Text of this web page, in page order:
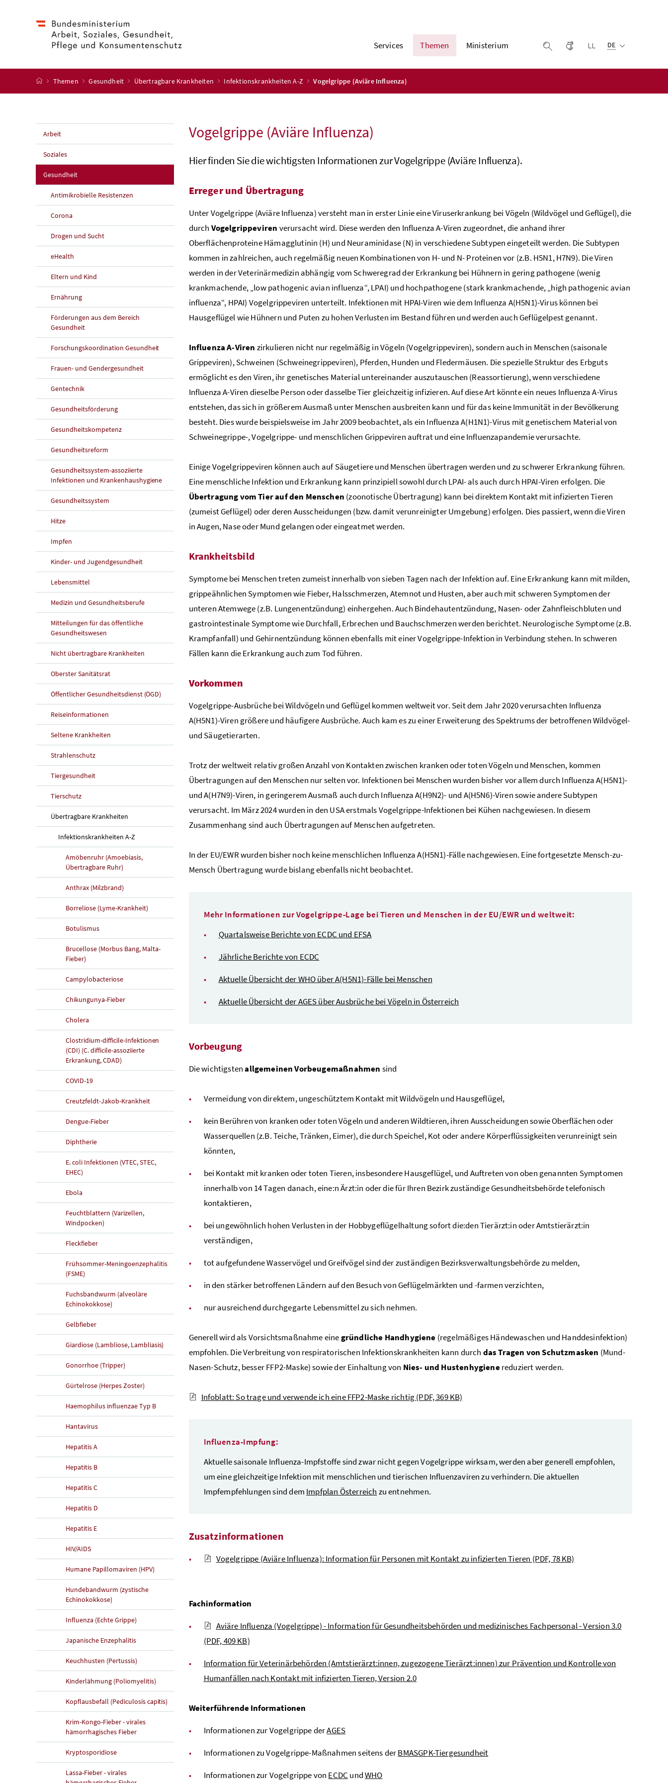
Services Themen Ministerium Suche einblenden
Gebärdensprache
Leichter lesen
DE
Startseite
Themen Gesundheit Übertragbare Krankheiten Infektionskrankheiten A-Z Vogelgrippe (Aviäre Influenza)
Arbeit
Soziales
Gesundheit
Antimikrobielle Resistenzen
Corona
Drogen und Sucht
eHealth
Eltern und Kind
Ernährung
Förderungen aus dem Bereich
Gesundheit
Forschungskoordination Gesundheit
Frauen- und Gendergesundheit
Gentechnik
Gesundheitsförderung
Gesundheitskompetenz
Gesundheitsreform
Gesundheitssystem-assoziierte
Infektionen und Krankenhaushygiene
Gesundheitssystem
Hitze
Impfen
Kinder- und Jugendgesundheit
Lebensmittel
Medizin und Gesundheitsberufe
Mitteilungen für das öffentliche
Gesundheitswesen
Nicht übertragbare Krankheiten
Oberster Sanitätsrat
Öffentlicher Gesundheitsdienst (ÖGD)
Reiseinformationen
Seltene Krankheiten
Strahlenschutz
Tiergesundheit
Tierschutz
Übertragbare Krankheiten
Infektionskrankheiten A-Z
Amöbenruhr (Amoebiasis,
Übertragbare Ruhr)
Anthrax (Milzbrand)
Borreliose (Lyme-Krankheit)
Botulismus
Brucellose (Morbus Bang, Malta-
Fieber)
Campylobacteriose
Chikungunya-Fieber
Cholera
Clostridium-difficile-Infektionen
(CDI) (C. difficile-assoziierte
Erkrankung, CDAD)
COVID-19
Creutzfeldt-Jakob-Krankheit
Dengue-Fieber
Diphtherie
E. coli Infektionen (VTEC, STEC,
EHEC)
Ebola
Feuchtblattern (Varizellen,
Windpocken)
Fleckfieber
Frühsommer-Meningoenzephalitis
(FSME)
Fuchsbandwurm (alveoläre
Echinokokkose)
Gelbfieber
Giardiose (Lambliose, Lambliasis)
Gonorrhoe (Tripper)
Gürtelrose (Herpes Zoster)
Haemophilus influenzae Typ B
Hantavirus
Hepatitis A
Hepatitis B
Hepatitis C
Hepatitis D
Hepatitis E
HIV/AIDS
Humane Papillomaviren (HPV)
Hundebandwurm (zystische
Echinokokkose)
Influenza (Echte Grippe)
Japanische Enzephalitis
Keuchhusten (Pertussis)
Kinderlähmung (Poliomyelitis)
Kopflausbefall (Pediculosis capitis)
Krim-Kongo-Fieber - virales
hämorrhagisches Fieber
Kryptosporidiose
Lassa-Fieber - virales
Vogelgrippe (Aviäre Influenza)
Hier finden Sie die wichtigsten Informationen zur Vogelgrippe (Aviäre Influenza).
Erreger und Übertragung
Unter Vogelgrippe (Aviäre Influenza) versteht man in erster Linie eine Viruserkrankung bei Vögeln (Wildvögel und Geflügel), die
durch Vogelgrippeviren verursacht wird. Diese werden den Influenza A-Viren zugeordnet, die anhand ihrer
Oberflächenproteine Hämagglutinin (H) und Neuraminidase (N) in verschiedene Subtypen eingeteilt werden. Die Subtypen
kommen in zahlreichen, auch regelmäßig neuen Kombinationen von H- und N- Proteinen vor (z.B. H5N1, H7N9). Die Viren
werden in der Veterinärmedizin abhängig vom Schweregrad der Erkrankung bei Hühnern in gering pathogene (wenig
krankmachende, „low pathogenic avian influenza“, LPAI) und hochpathogene (stark krankmachende, „high pathogenic avian
influenza“, HPAI) Vogelgrippeviren unterteilt. Infektionen mit HPAI-Viren wie dem Influenza A(H5N1)-Virus können bei
Hausgeflügel wie Hühnern und Puten zu hohen Verlusten im Bestand führen und werden auch Geflügelpest genannt.
Influenza A-Viren zirkulieren nicht nur regelmäßig in Vögeln (Vogelgrippeviren), sondern auch in Menschen (saisonale
Grippeviren), Schweinen (Schweinegrippeviren), Pferden, Hunden und Fledermäusen. Die spezielle Struktur des Erbguts
ermöglicht es den Viren, ihr genetisches Material untereinander auszutauschen (Reassortierung), wenn verschiedene
Influenza A-Viren dieselbe Person oder dasselbe Tier gleichzeitig infizieren. Auf diese Art könnte ein neues Influenza A-Virus
entstehen, das sich in größerem Ausmaß unter Menschen ausbreiten kann und für das keine Immunität in der Bevölkerung
besteht. Dies wurde beispielsweise im Jahr 2009 beobachtet, als ein Influenza A(H1N1)-Virus mit genetischem Material von
Schweinegrippe-, Vogelgrippe- und menschlichen Grippeviren auftrat und eine Influenzapandemie verursachte.
Einige Vogelgrippeviren können auch auf Säugetiere und Menschen übertragen werden und zu schwerer Erkrankung führen.
Eine menschliche Infektion und Erkrankung kann prinzipiell sowohl durch LPAI- als auch durch HPAI-Viren erfolgen. Die
Übertragung vom Tier auf den Menschen (zoonotische Übertragung) kann bei direktem Kontakt mit infizierten Tieren
(zumeist Geflügel) oder deren Ausscheidungen (bzw. damit verunreinigter Umgebung) erfolgen. Dies passiert, wenn die Viren
in Augen, Nase oder Mund gelangen oder eingeatmet werden.
Krankheitsbild
Symptome bei Menschen treten zumeist innerhalb von sieben Tagen nach der Infektion auf. Eine Erkrankung kann mit milden,
grippeähnlichen Symptomen wie Fieber, Halsschmerzen, Atemnot und Husten, aber auch mit schweren Symptomen der
unteren Atemwege (z.B. Lungenentzündung) einhergehen. Auch Bindehautentzündung, Nasen- oder Zahnfleischbluten und
gastrointestinale Symptome wie Durchfall, Erbrechen und Bauchschmerzen werden berichtet. Neurologische Symptome (z.B.
Krampfanfall) und Gehirnentzündung können ebenfalls mit einer Vogelgrippe-Infektion in Verbindung stehen. In schweren
Fällen kann die Erkrankung auch zum Tod führen.
Vorkommen
Vogelgrippe-Ausbrüche bei Wildvögeln und Geflügel kommen weltweit vor. Seit dem Jahr 2020 verursachten Influenza
A(H5N1)-Viren größere und häufigere Ausbrüche. Auch kam es zu einer Erweiterung des Spektrums der betroffenen Wildvögel-
und Säugetierarten.
Trotz der weltweit relativ großen Anzahl von Kontakten zwischen kranken oder toten Vögeln und Menschen, kommen
Übertragungen auf den Menschen nur selten vor. Infektionen bei Menschen wurden bisher vor allem durch Influenza A(H5N1)-
und A(H7N9)-Viren, in geringerem Ausmaß auch durch Influenza A(H9N2)- und A(H5N6)-Viren sowie andere Subtypen
verursacht. Im März 2024 wurden in den USA erstmals Vogelgrippe-Infektionen bei Kühen nachgewiesen. In diesem
Zusammenhang sind auch Übertragungen auf Menschen aufgetreten.
In der EU/EWR wurden bisher noch keine menschlichen Influenza A(H5N1)-Fälle nachgewiesen. Eine fortgesetzte Mensch-zu-
Mensch Übertragung wurde bislang ebenfalls nicht beobachtet.
Mehr Informationen zur Vogelgrippe-Lage bei Tieren und Menschen in der EU/EWR und weltweit:
Quartalsweise Berichte von ECDC und EFSA
Jährliche Berichte von ECDC
Aktuelle Übersicht der WHO über A(H5N1)-Fälle bei Menschen
Aktuelle Übersicht der AGES über Ausbrüche bei Vögeln in Österreich
Vorbeugung
Die wichtigstenallgemeinen Vorbeugemaßnahmen sind
Vermeidung von direktem, ungeschütztem Kontakt mit Wildvögeln und Hausgeflügel,
kein Berühren von kranken oder toten Vögeln und anderen Wildtieren, ihren Ausscheidungen sowie Oberflächen oder
Wasserquellen (z.B. Teiche, Tränken, Eimer), die durch Speichel, Kot oder andere Körperflüssigkeiten verunreinigt sein
könnten,
bei Kontakt mit kranken oder toten Tieren, insbesondere Hausgeflügel, und Auftreten von oben genannten Symptomen
innerhalb von 14 Tagen danach, eine:n Ärzt:in oder die für Ihren Bezirk zuständige Gesundheitsbehörde telefonisch
kontaktieren,
bei ungewöhnlich hohen Verlusten in der Hobbygeflügelhaltung sofort die:den Tierärzt:in oder Amtstierärzt:in
verständigen,
tot aufgefundene Wasservögel und Greifvögel sind der zuständigen Bezirksverwaltungsbehörde zu melden,
in den stärker betroffenen Ländern auf den Besuch von Geflügelmärkten und -farmen verzichten,
nur ausreichend durchgegarte Lebensmittel zu sich nehmen.
Generell wird als Vorsichtsmaßnahme einegründliche Handhygiene (regelmäßiges Händewaschen und Handdesinfektion)
empfohlen. Die Verbreitung von respiratorischen Infektionskrankheiten kann durch das Tragen von Schutzmasken (Mund-
Nasen-Schutz, besser FFP2-Maske) sowie der Einhaltung von Nies- und Hustenhygienereduziert werden.
Infoblatt: So trage und verwende ich eine FFP2-Maske richtig(PDF, 369 KB)
Influenza-Impfung:
Aktuelle saisonale Influenza-Impfstoffe sind zwar nicht gegen Vogelgrippe wirksam, werden aber generell empfohlen,
um eine gleichzeitige Infektion mit menschlichen und tierischen Influenzaviren zu verhindern. Die aktuellen
Impfempfehlungen sind dem Impfplan Österreich zu entnehmen.
Zusatzinformationen
Vogelgrippe (Aviäre Influenza): Information für Personen mit Kontakt zu infizierten Tieren (PDF, 78 KB)
Fachinformation
Aviäre Influenza (Vogelgrippe) - Information für Gesundheitsbehörden und medizinisches Fachpersonal - Version 3.0
(PDF, 409 KB)
Information für Veterinärbehörden (Amtstierärzt:innen, zugezogene Tierärzt:innen) zur Prävention und Kontrolle von
Humanfällen nach Kontakt mit infizierten Tieren, Version 2.0
Weiterführende Informationen
Informationen zur Vogelgrippe derAGES
Informationen zu Vogelgrippe-Maßnahmen seitens derBMASGPK-Tiergesundheit
Informationen zur Vogelgrippe von ECDC undWHO